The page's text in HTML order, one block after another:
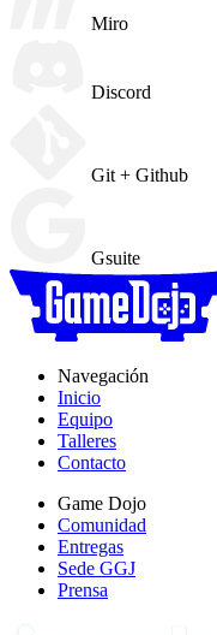
Miro
Discord
Git + Github
Gsuite
Navegación
Inicio
Equipo
Talleres
Contacto
Game Dojo
Comunidad
Entregas
Sede GGJ
Prensa